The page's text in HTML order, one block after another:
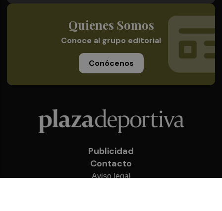
Quienes Somos
Conoce al grupo editorial
Conócenos
Publicidad
Contacto
Aviso legal